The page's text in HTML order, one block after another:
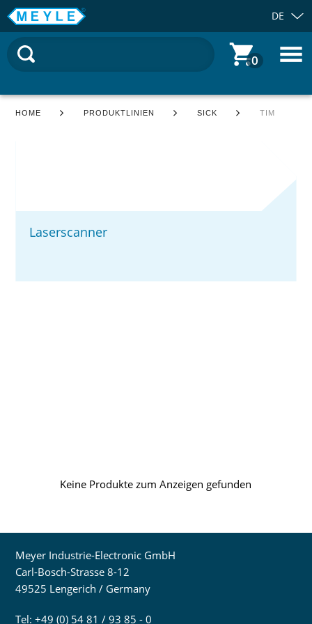
DE
0
HOME PRODUKTLINIEN SICK TIM
Laserscanner
Keine Produkte zum Anzeigen gefunden
Meyer Industrie-Electronic GmbH
Carl-Bosch-Strasse 8-12
49525 Lengerich / Germany
Tel: +49 (0) 54 81 / 93 85 - 0